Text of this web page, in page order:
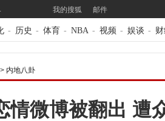
我的搜狐 邮件
- 历史 - 体育 - NBA - 视频 - 娱谈 -
> 内地八卦
情微博被翻出 遭